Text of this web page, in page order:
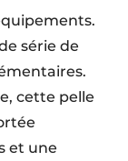
série de
cette pelle
et une